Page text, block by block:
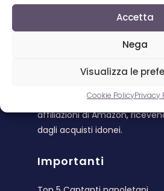
Accetta
Nega
Visualizza le
Cookie PolicyPrivacy
Musica Napoli
Musica Napoli
di musica napoletana che
amanti delle canzoni
MusicaNapoli partecipa al
affiliazioni di Amazon,
dagli acquisti idonei.
Importanti